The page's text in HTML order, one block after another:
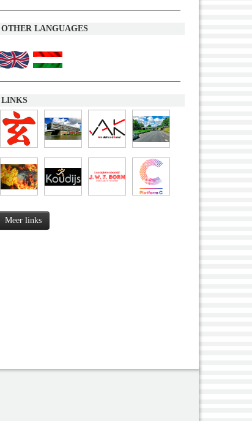
OTHER LANGUAGES
LINKS
Meer links